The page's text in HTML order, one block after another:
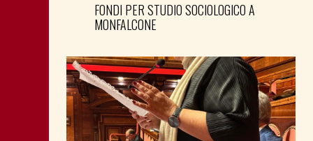
FONDI PER STUDIO SOCIOLOGICO A
MONFALCONE